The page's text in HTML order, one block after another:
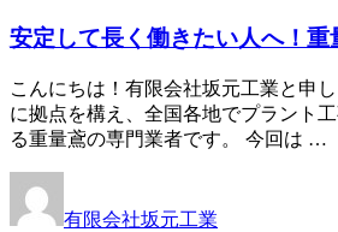
安定して長く働きたい人へ！重
こんにちは！有限会社坂元工業と申
に拠点を構え、全国各地でプラント
る重量鳶の専門業者です。 今回は …
有限会社坂元工業